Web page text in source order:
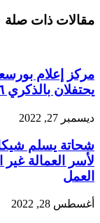
البريد
مقالات ذات صلة
مركز إعلام
يحتفلان بالذكري ٦٦ لعيد النصر
ديسمبر 27, 2022
لأسر العمالة
العمل
أغسطس 28, 2022